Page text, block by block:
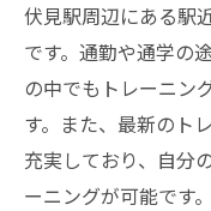
伏見駅周辺にある駅
です。通勤や通学の
の中でもトレーニン
す。また、最新のト
充実しており、自分
ーニングが可能です